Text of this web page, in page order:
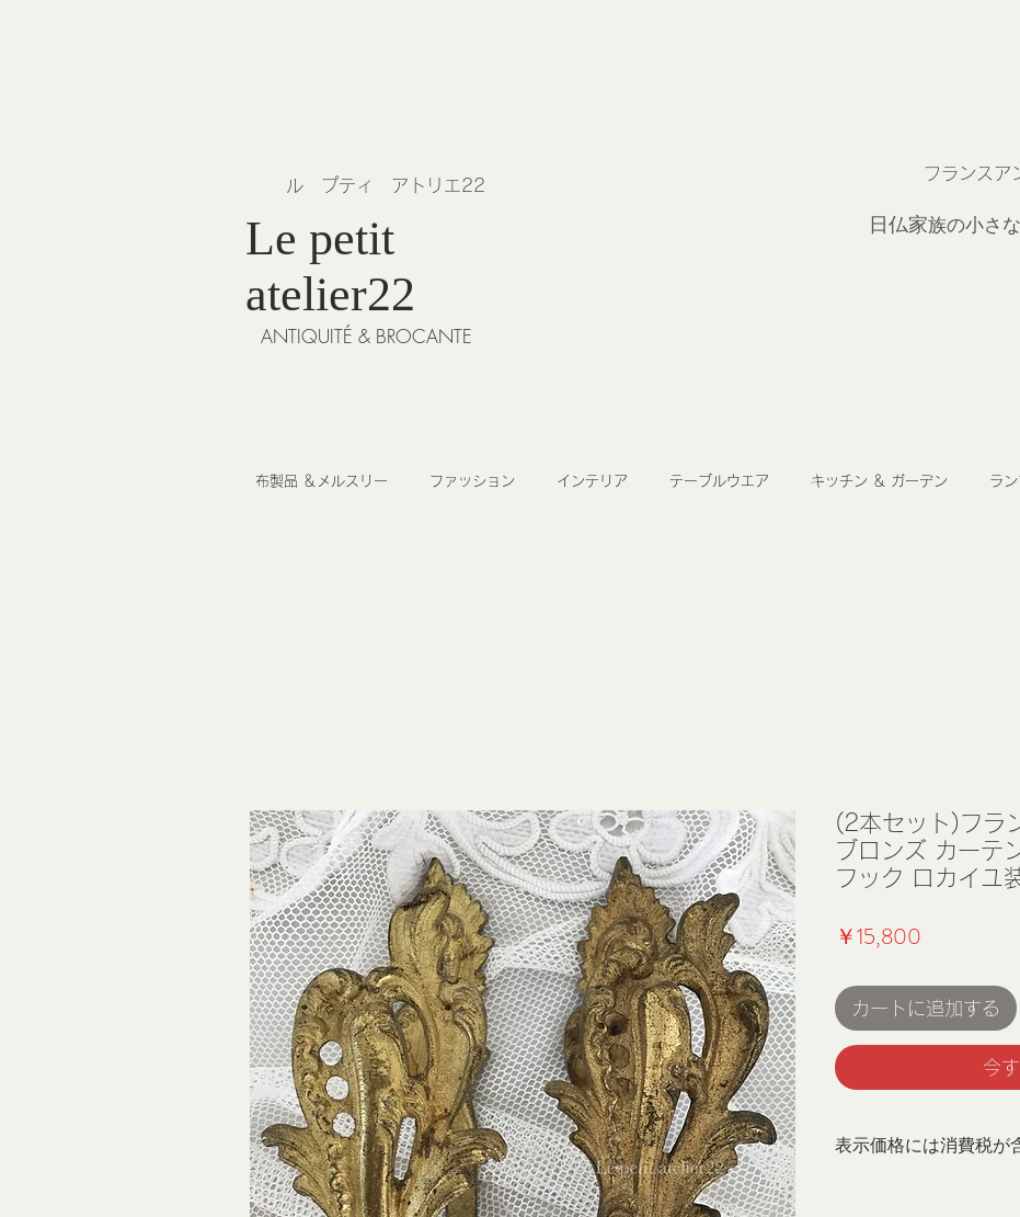
​ル プティ アトリエ22
Le petit
atelier22
ANTIQUITÉ & BROCANTE
フランス ア
日仏家族の小さ
(2本セット)フラ
ブロンズ カーテ
フック ロカイユ
￥15,800
カートに追加する
今
表示価格には消費税が
布製品 ＆メルスリー ファッション インテリア テーブルウエア キッチン ＆ ガーデン ラ